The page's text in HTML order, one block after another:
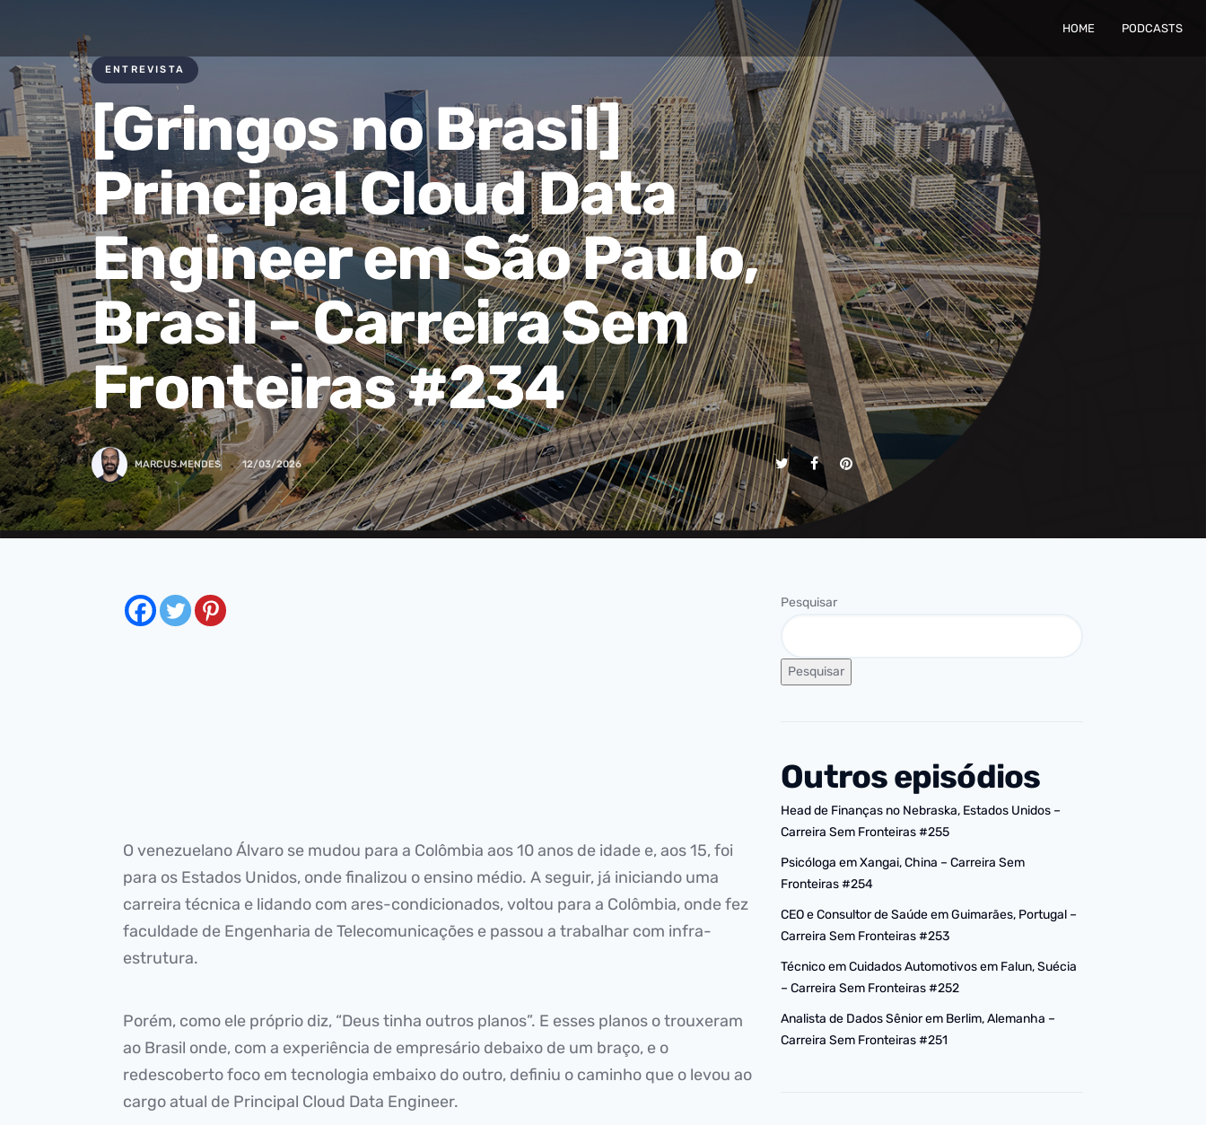
HOME PODCASTS
ENTREVISTA
[Gringos no Brasil]
Principal Cloud Data
Engineer em São Paulo,
Brasil – Carreira Sem
Fronteiras #234
MARCUS.MENDES 12/03/2026
O venezuelano Álvaro se mudou para a Colômbia aos 10 anos de idade e, aos 15, foi
para os Estados Unidos, onde finalizou o ensino médio. A seguir, já iniciando uma
carreira técnica e lidando com ares-condicionados, voltou para a Colômbia, onde fez
faculdade de Engenharia de Telecomunicações e passou a trabalhar com infra-
estrutura.
Porém, como ele próprio diz, “Deus tinha outros planos”. E esses planos o trouxeram
ao Brasil onde, com a experiência de empresário debaixo de um braço, e o
redescoberto foco em tecnologia embaixo do outro, definiu o caminho que o levou ao
cargo atual de Principal Cloud Data Engineer.
Pesquisar
Pesquisar
Outros episódios
Head de Finanças no Nebraska, Estados Unidos –
Carreira Sem Fronteiras #255
Psicóloga em Xangai, China – Carreira Sem
Fronteiras #254
CEO e Consultor de Saúde em Guimarães, Portugal –
Carreira Sem Fronteiras #253
Técnico em Cuidados Automotivos em Falun, Suécia
– Carreira Sem Fronteiras #252
Analista de Dados Sênior em Berlim, Alemanha –
Carreira Sem Fronteiras #251